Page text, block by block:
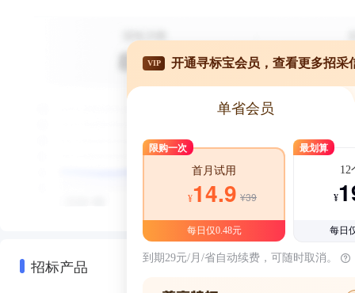
招标产品
VIP 开通寻标宝会员，查看更多招采
单省会员
限购一次
首月试用
¥14.9 ¥39
每日仅0.48元
最划算
12
¥
每日
到期29元/月/省自动续费，可随时取消。